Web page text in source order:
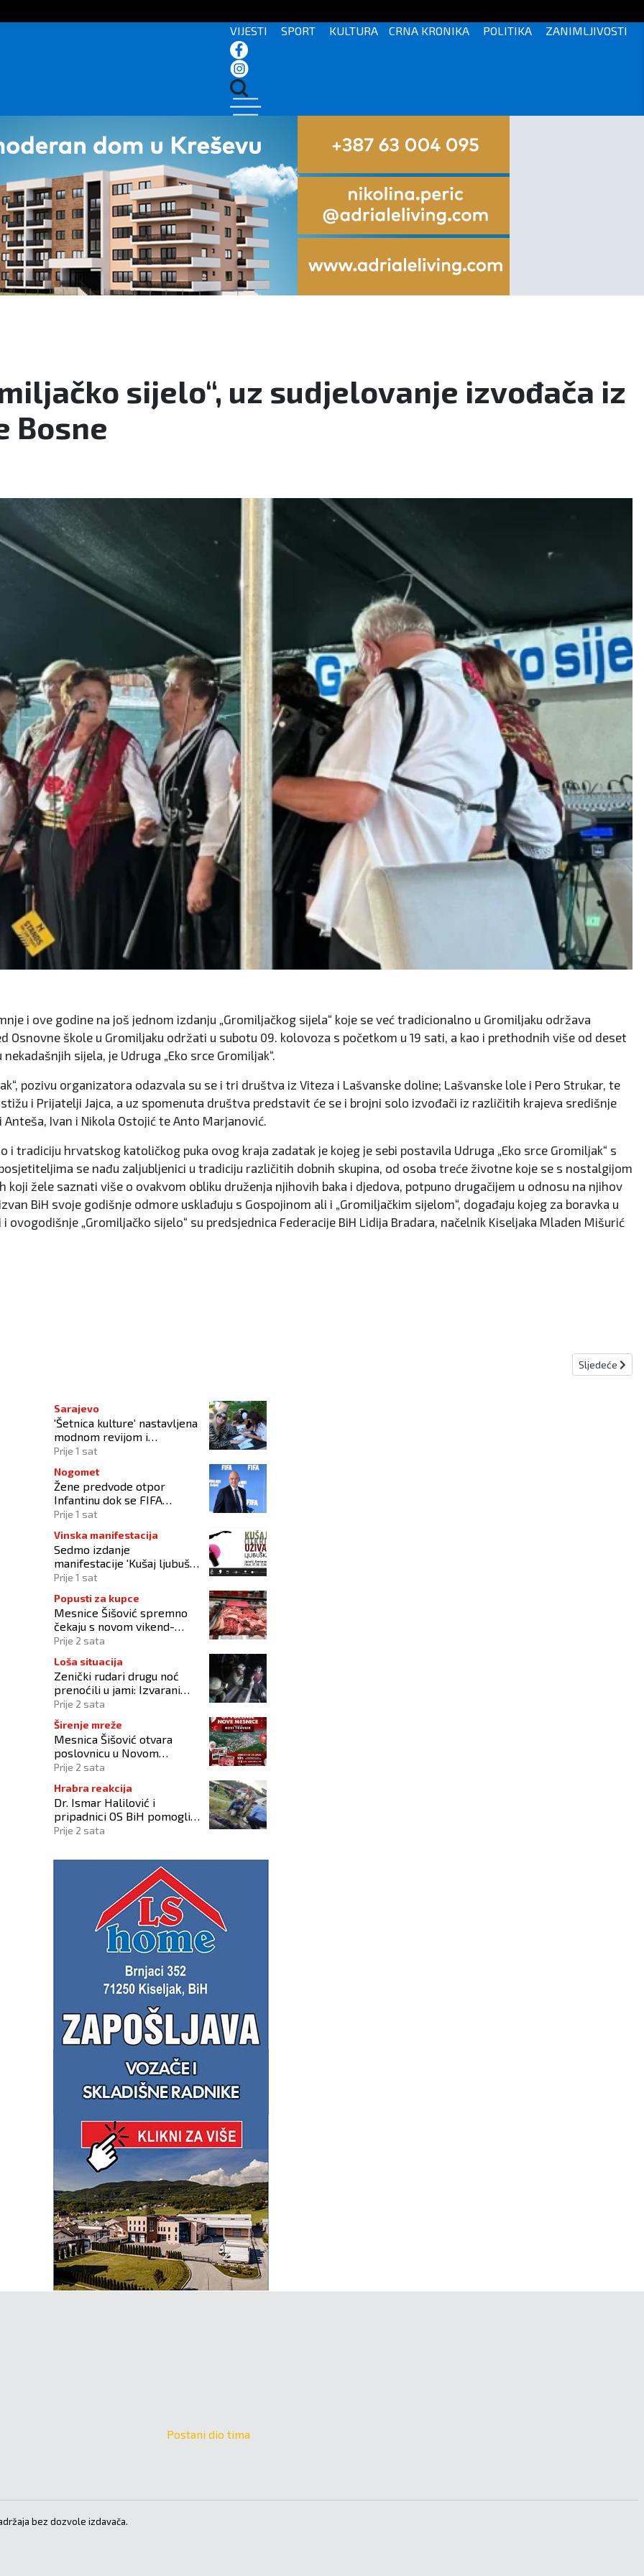
VIJESTI SPORT KULTURA CRNA KRONIKA POLITIKA ZANIMLJIVOSTI
sijelo“, uz sudjelovanje izvođača iz
Bosne
i ove godine na još jednom izdanju „Gromiljačkog sijela“ koje se već tradicionalno u Gromiljaku održava
Osnovne škole u Gromiljaku održati u subotu 09. kolovoza s početkom u 19 sati, a kao i prethodnih više od deset
sijela, je Udruga „Eko srce Gromiljak“.
pozivu organizatora odazvala su se i tri društva iz Viteza i Lašvanske doline; Lašvanske lole i Pero Strukar, te
i Prijatelji Jajca, a uz spomenuta društva predstavit će se i brojni solo izvođači iz različitih krajeva središnje
Ivan i Nikola Ostojić te Anto Marjanović.
tradiciju hrvatskog katoličkog puka ovog kraja zadatak je kojeg je sebi postavila Udruga „Eko srce Gromiljak“ s
se nađu zaljubljenici u tradiciju različitih dobnih skupina, od osoba treće životne koje se s nostalgijom
koji žele saznati više o ovakvom obliku druženja njihovih baka i djedova, potpuno drugačijem u odnosu na njihov
BiH svoje godišnje odmore usklađuju s Gospojinom ali i „Gromiljačkim sijelom“, događaju kojeg za boravka u
„Gromiljačko sijelo“ su predsjednica Federacije BiH Lidija Bradara, načelnik Kiseljaka Mladen Mišurić
više naselja Sljedeći
Sljedeće
Sarajevo
'Šetnica kulture' nastavljena
modnom revijom i
predstavljanjem kozmetike
Prije 1 sat
Nogomet
Žene predvode otpor
Infantinu dok se FIFA
suočava s krizom
Prije 1 sat
Vinska manifestacija
Sedmo izdanje
manifestacije 'Kušaj ljubuška
vina' donosi vrhunska vina,
Prije 1 sat
Popusti za kupce
Mesnice Šišović spremno
čekaju s novom vikend-
akcijom!
Prije 2 sata
Loša situacija
Zenički rudari drugu noć
prenoćili u jami: Izvarani
smo, više nikome ne
vjerujemo
Prije 2 sata
Širenje mreže
Mesnica Šišović otvara
poslovnicu u Novom
Travniku!
Prije 2 sata
Hrabra reakcija
Dr. Ismar Halilović i
pripadnici OS BiH pomogli
ozlijeđenim u prometnoj
Prije 2 sata
Postani dio tima
bez dozvole izdavača.